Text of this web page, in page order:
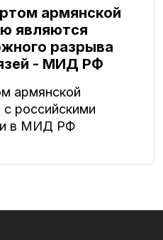
армянской
являются
разрыва
- МИД РФ
армянской
российскими
в МИД РФ